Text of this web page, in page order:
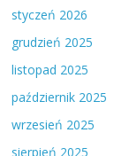
styczeń 2026
grudzień 2025
listopad 2025
październik 2025
wrzesień 2025
sierpień 2025